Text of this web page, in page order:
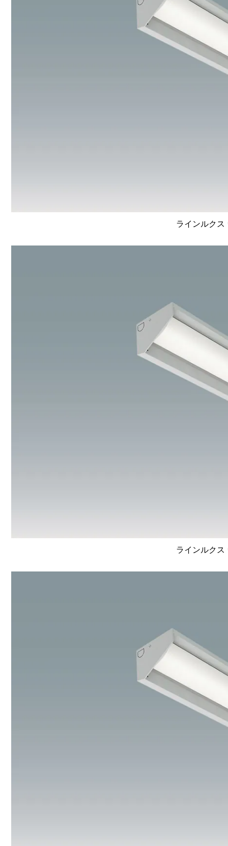
ラインルクス
ラインルクス